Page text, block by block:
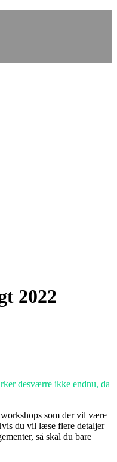
2022
desværre ikke endnu, da
som der vil være
du vil læse flere detaljer
så skal du bare